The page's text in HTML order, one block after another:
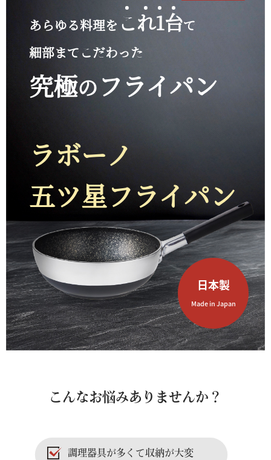
あらゆる料理を これ1台で
細部までこだわった
究極のフライパン
ラボーノ
五ツ星フライパン
日本製
Made in Japan
こんなお悩みありませんか？
調理器具が多くて収納が大変